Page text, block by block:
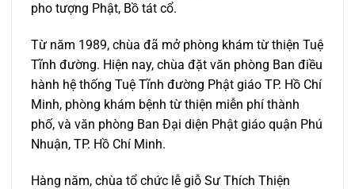
pho tượng Phật, Bồ tát cổ.
Từ năm 1989, chùa đã mở phòng khám từ thiện Tuệ
Tĩnh đường. Hiện nay, chùa đặt văn phòng Ban điều
hành hệ thống Tuệ Tĩnh đường Phật giáo TP. Hồ Chí
Minh, phòng khám bệnh từ thiện miễn phí thành
phố, và văn phòng Ban Đại diện Phật giáo quận Phú
Nhuận, TP. Hồ Chí Minh.
Hàng năm, chùa tổ chức lễ giỗ Sư Thích Thiện